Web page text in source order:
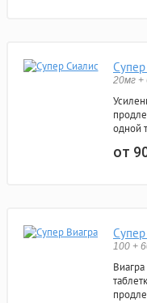
20мг +
одной
от
100 +